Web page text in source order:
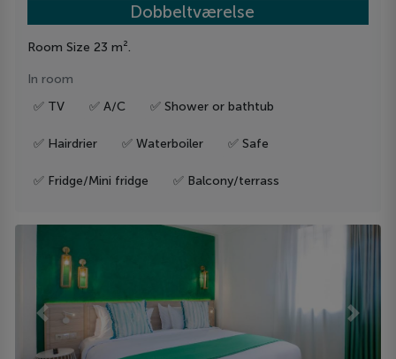
Dobbeltværelse
Room Size 23 m².
In room
✅ TV
✅ A/C ✅ Shower or bathtub
✅ Hairdrier ✅ Waterboiler ✅ Safe
✅ Fridge/Mini fridge ✅ Balcony/terrass
Previous Next